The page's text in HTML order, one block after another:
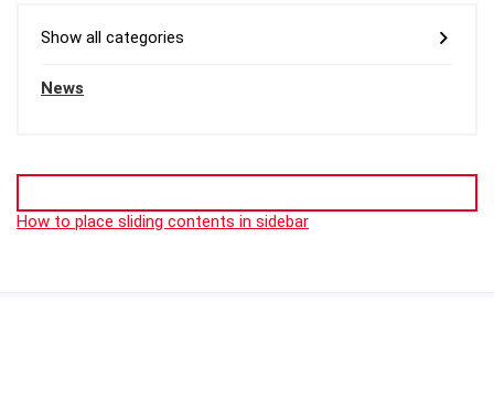
Show all categories
News
How to place sliding contents in sidebar